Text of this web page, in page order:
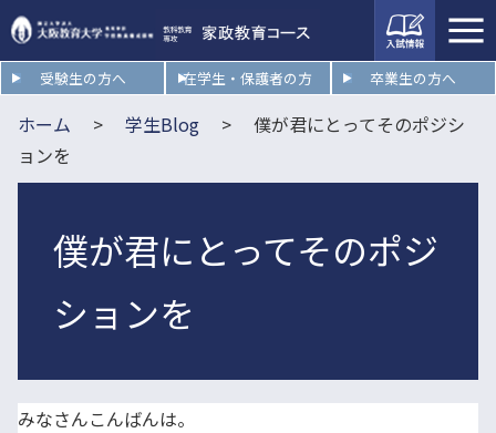
受験生の方へ 在学生・保護者の方 卒業生の方へ
入試情
報
ホーム 学生Blog
僕が君にとってそのポジシ
ョンを
僕が君にとってそのポジ
ションを
みなさんこんばんは。